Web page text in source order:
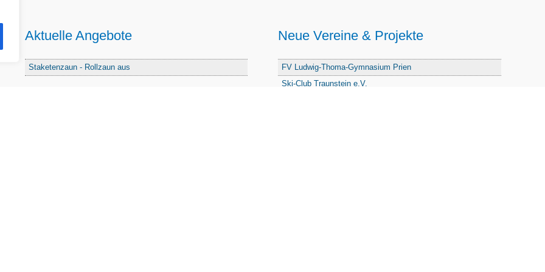
Aktuelle Angebote
Staketenzaun - Rollzaun aus
Neue Vereine & Projekte
FV Ludwig-Thoma-Gymnasium Prien
Ski-Club Traunstein e.V.